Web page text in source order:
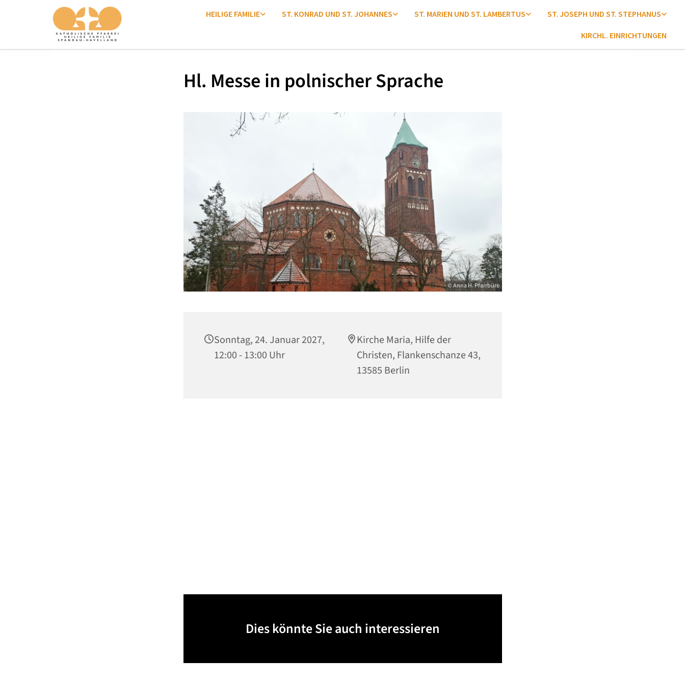
HEILIGE FAMILIE ST. KONRAD UND ST. JOHANNES ST. MARIEN UND ST. LAMBERTUS ST. JOSEPH UND ST. STEPHANUS
KIRCHL. EINRICHTUNGEN
Hl. Messe in polnischer Sprache
© Anna H. Pfarrbüro
Sonntag, 24. Januar 2027,
12:00 - 13:00 Uhr
Kirche Maria, Hilfe der
Christen, Flankenschanze 43,
13585 Berlin
Dies könnte Sie auch interessieren